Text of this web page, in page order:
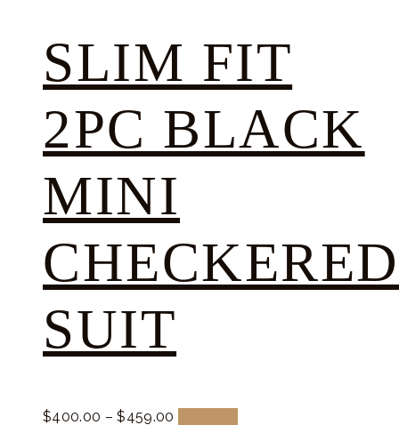
SLIM FIT
2PC BLACK
MINI
CHECKERED
SUIT
$400.00 –$459.00